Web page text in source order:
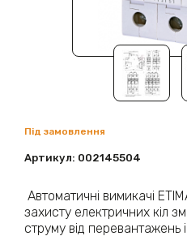
Під замовлення
Артикул: 002145504
Автоматичні вимикачі
захисту електричних кіл
струму від перевантажень